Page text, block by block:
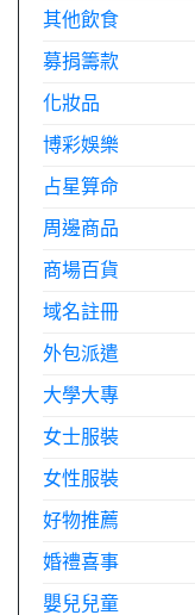
其他飲食
募捐籌款
化妝品
博彩娛樂
占星算命
周邊商品
商場百貨
域名註冊
外包派遣
大學大專
女士服裝
女性服裝
好物推薦
婚禮喜事
嬰兒兒童